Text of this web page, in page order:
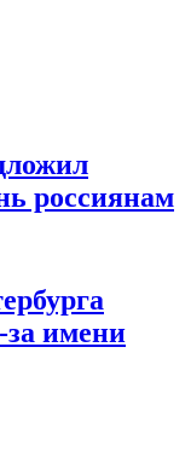
россиянам
за имени